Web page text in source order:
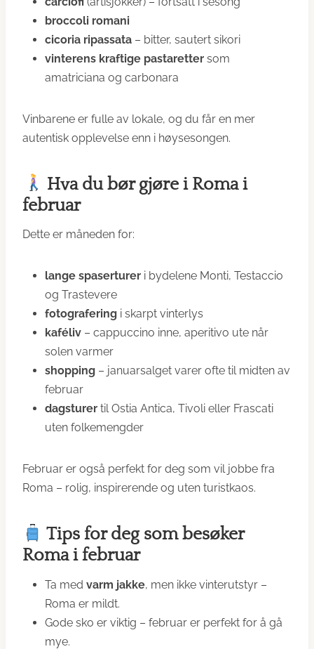
broccoli romani
cicoria ripassata – bitter, sautert sikori
vinterens kraftige pastaretter som
amatriciana og carbonara
Vinbarene er fulle av lokale, og du får en mer
autentisk opplevelse enn i høysesongen.
Hva du bør gjøre i Roma i
februar
Dette er måneden for:
lange spaserturer i bydelene Monti, Testaccio
og Trastevere
fotografering i skarpt vinterlys
kaféliv – cappuccino inne, aperitivo ute når
solen varmer
shopping – januarsalget varer ofte til midten av
februar
dagsturer til Ostia Antica, Tivoli eller Frascati
uten folkemengder
Februar er også perfekt for deg som vil jobbe fra
Roma – rolig, inspirerende og uten turistkaos.
Tips for deg som besøker
Roma i februar
Ta med varm jakke, men ikke vinterutstyr –
Roma er mildt.
Gode sko er viktig – februar er perfekt for å gå
mye.